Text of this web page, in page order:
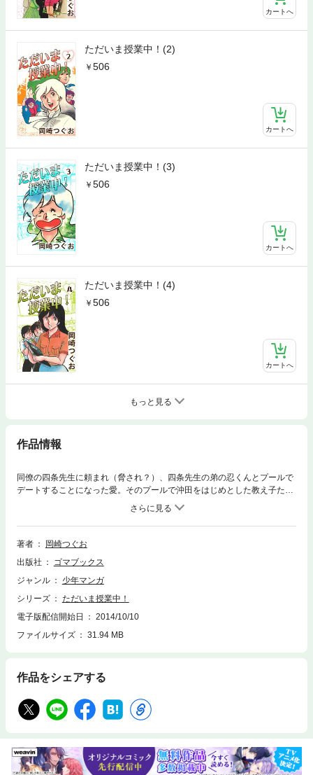
カートへ
ただいま授業中！(2)
506
カートへ
ただいま授業中！(3)
506
カートへ
ただいま授業中！(4)
506
カートへ
もっと見る
作品情報
同僚の四条先生に頼まれ（脅され？）、四条先生の弟の忍くんとプールで
デートすることになった愛。そのプールで沖田をはじめとした教え子たち
と偶然にも遭遇。デートはいつの間にか教え子たちも交えた賑やかなバカ
ンスに。楽しいひと時を過ごしたのだが、忍と二人きりでいるところを憧
れの先輩・倉田先生の妹である美紀ちゃんに見られていた！ あらぬ誤解
が思わぬ展開へと発展してしまうことに…！！
著者
岡崎つぐお
出版社
ゴマブックス
ジャンル
少年マンガ
シリーズ
ただいま授業中！
電子版配信開始日
2014/10/10
ファイルサイズ
31.94 MB
作品をシェアする